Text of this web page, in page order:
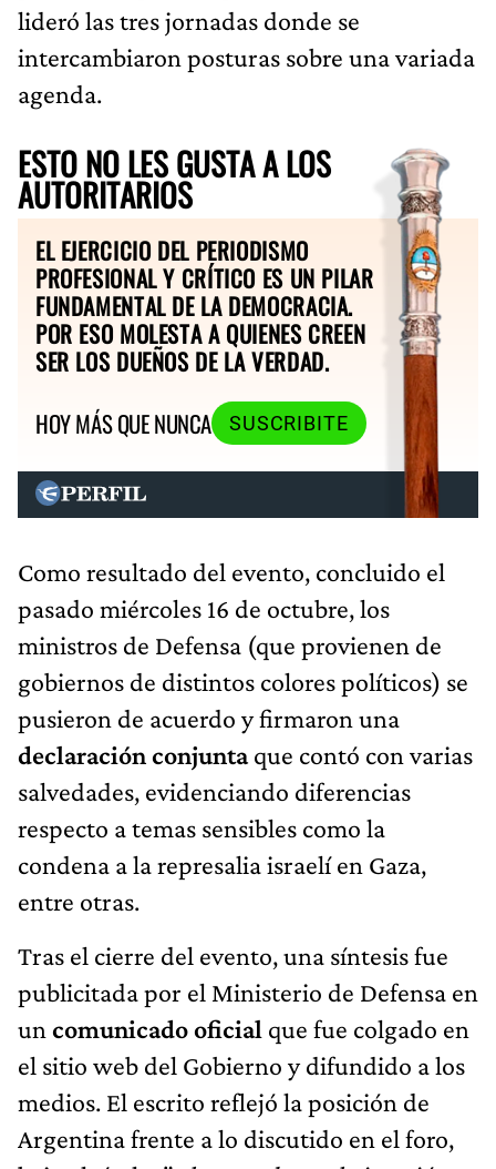
lideró las tres jornadas donde se
intercambiaron posturas sobre una variada
agenda.
ESTO NO LES GUSTA A LOS
AUTORITARIOS
EL EJERCICIO DEL PERIODISMO
PROFESIONAL Y CRÍTICO ES UN PILAR
FUNDAMENTAL DE LA DEMOCRACIA.
POR ESO MOLESTA A QUIENES CREEN
SER LOS DUEÑOS DE LA VERDAD.
HOY MÁS QUE NUNCA
SUSCRIBITE
Como resultado del evento, concluido el
pasado miércoles 16 de octubre, los
ministros de Defensa (que provienen de
gobiernos de distintos colores políticos) se
pusieron de acuerdo y firmaron una
declaración conjuntaque contó con varias
salvedades, evidenciando diferencias
respecto a temas sensibles como la
condena a la represalia israelí en Gaza,
entre otras.
Tras el cierre del evento, una síntesis fue
publicitada por el Ministerio de Defensa en
un comunicado oficial que fue colgado en
el sitio web del Gobierno y difundido a los
medios. El escrito reflejó la posición de
Argentina frente a lo discutido en el foro,